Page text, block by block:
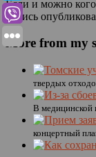
Если и можно
Запись
More from my
твердых
В медицинской
концертный